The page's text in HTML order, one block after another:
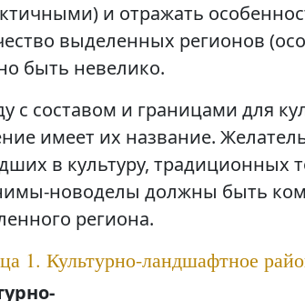
и отражать
выделенных регионов
быть невелико.
с составом и границами для
имеет их название.
в культуру, традиционных
новоделы должны быть
региона.
1. Культурно-ландшафтное